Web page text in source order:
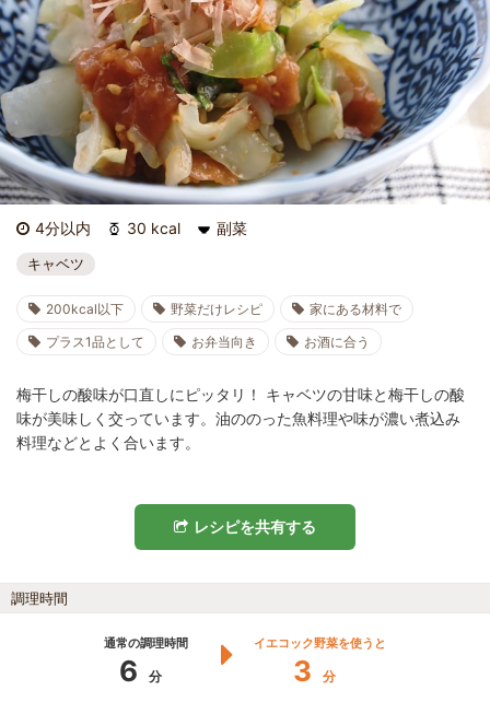
4分以内 30 kcal 副菜
キャベツ
200kcal以下 野菜だけレシピ
家にある材料で
プラス1品として
お弁当向き お酒に合う
梅干しの酸味が口直しにピッタリ！ キャベツの甘味と梅干しの酸
味が美味しく交っています。油ののった魚料理や味が濃い煮込み
料理などとよく合います。
レシピを共有する
調理時間
通常の調理時間
6 分
イエコック野菜を使うと
3 分